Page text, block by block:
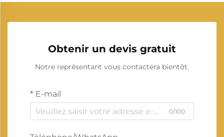
Obtenir un devis gratuit
Notre représentant vous contactera bientôt.
E-mail
0/100